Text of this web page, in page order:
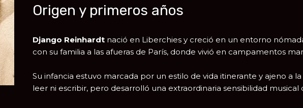
Origen y primeros años
Django Reinhardtnació en Liberchiesy creció en un entorno
con su familia a las afueras de París, donde vivió en campamentos
Su infancia estuvo marcada por un estilo de vida itinerante y ajeno a
leer ni escribir, pero desarrolló una extraordinaria sensibilidad